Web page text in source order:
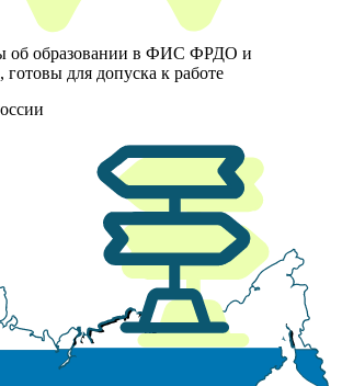
об образовании в ФИС ФРДО и
для допуска к работе